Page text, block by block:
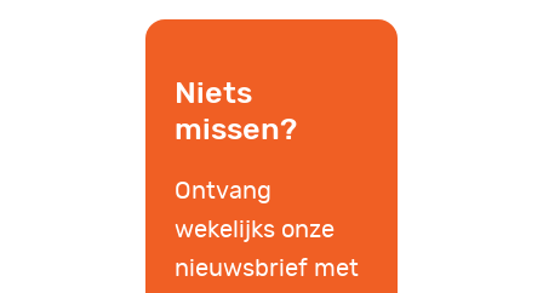
Niets
missen?
Ontvang
wekelijks onze
nieuwsbrief met